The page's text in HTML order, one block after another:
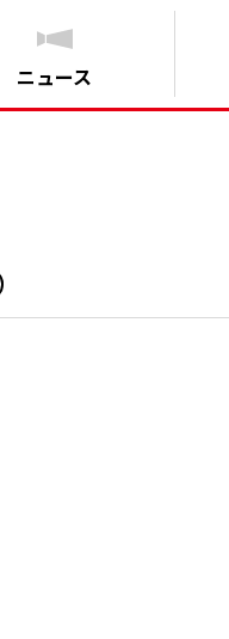
ニュース